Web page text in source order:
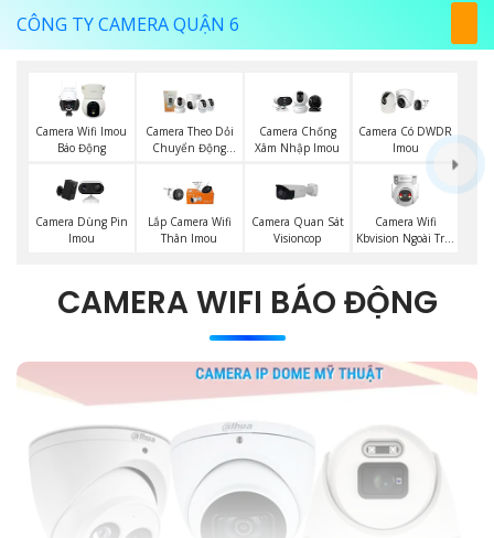
CÔNG TY CAMERA QUẬN 6
Camera Wifi Imou
Báo Động
Camera Theo Dỏi
Chuyển Động
Camera Chống
Xâm Nhập Imou
Camera Có DWDR
Imou
Camera Dùng Pin
Imou
Lắp Camera Wifi
Thân Imou
Camera Quan Sát
Visioncop
Camera Wifi
Kbvision Ngoài Trời
CAMERA WIFI BÁO ĐỘNG